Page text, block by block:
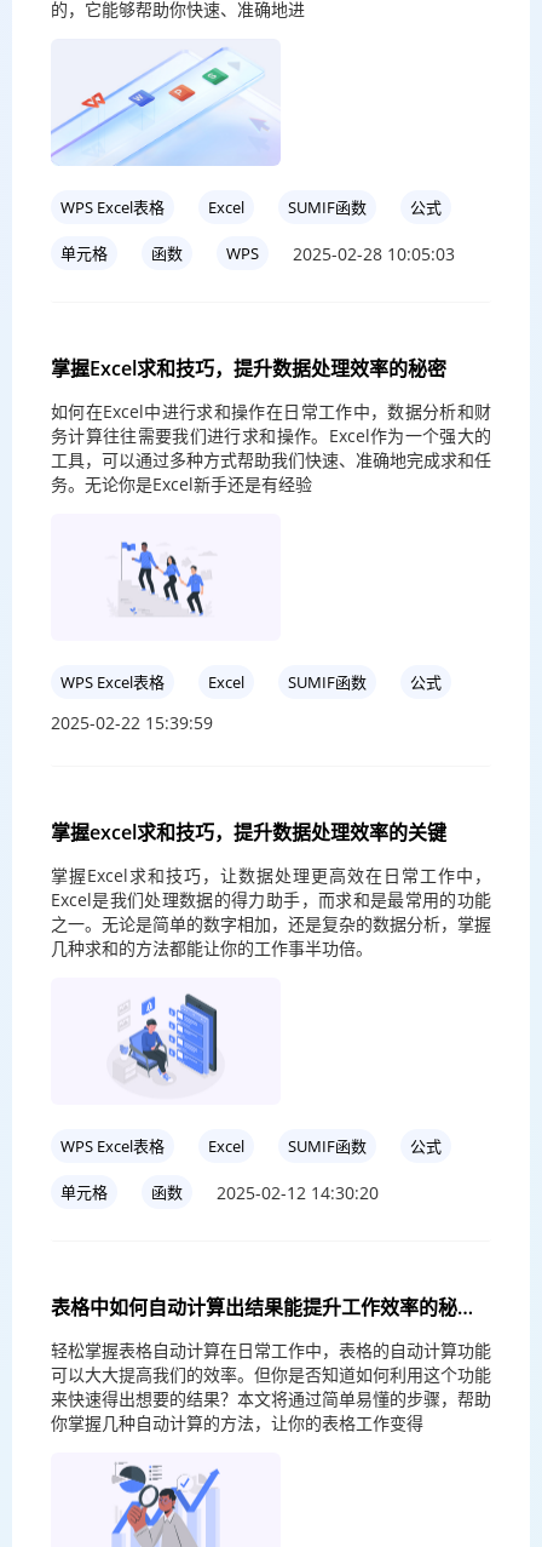
的，它能够帮助你快速、准确地进
WPS Excel表格 Excel SUMIF函数 公式
单元格 函数 WPS 2025-02-28 10:05:03
掌握Excel求和技巧，提升数据处理效率的秘密
如何在Excel中进行求和操作在日常工作中，数据分析和财
务计算往往需要我们进行求和操作。Excel作为一个强大的
工具，可以通过多种方式帮助我们快速、准确地完成求和任
务。无论你是Excel新手还是有经验
WPS Excel表格 Excel SUMIF函数 公式
2025-02-22 15:39:59
掌握excel求和技巧，提升数据处理效率的关键
掌握Excel求和技巧，让数据处理更高效在日常工作中，
Excel是我们处理数据的得力助手，而求和是最常用的功能
之一。无论是简单的数字相加，还是复杂的数据分析，掌握
几种求和的方法都能让你的工作事半功倍。
WPS Excel表格 Excel SUMIF函数 公式
单元格 函数 2025-02-12 14:30:20
表格中如何自动计算出结果能提升工作效率的秘诀
轻松掌握表格自动计算在日常工作中，表格的自动计算功能
可以大大提高我们的效率。但你是否知道如何利用这个功能
来快速得出想要的结果？本文将通过简单易懂的步骤，帮助
你掌握几种自动计算的方法，让你的表格工作变得